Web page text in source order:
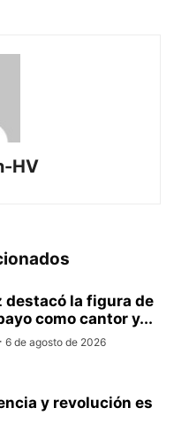
HV
destacó la figura de
como cantor y...
6 de agosto de 2026
y revolución es